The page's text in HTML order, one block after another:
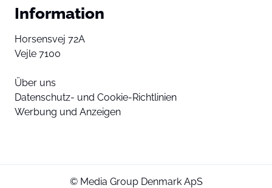
Information
Horsensvej 72A
Vejle 7100
Über uns
Datenschutz- und Cookie-Richtlinien
Werbung und Anzeigen
© Media Group Denmark ApS